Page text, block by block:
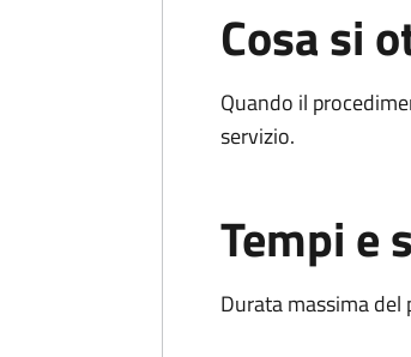
Cosa si
Quando il
servizio.
Tempi e
Durata massima